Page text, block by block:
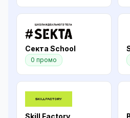
Секта School
0 промо